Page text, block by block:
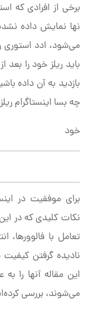
برخی از افرادی که
نها نمایش داده
می‌شود، ادد استوری
باید ریلز خود را
بازدید به آن داده
چه بسا اینستاگرام
خود
برای موفقیت در
نکات کلیدی که در
تعامل با فالوورها،
نادیده گرفتن
این مقاله آنها را
می‌شوند، بررسی